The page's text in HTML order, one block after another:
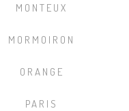
MONTEUX
MORMOIRON
ORANGE
PARIS